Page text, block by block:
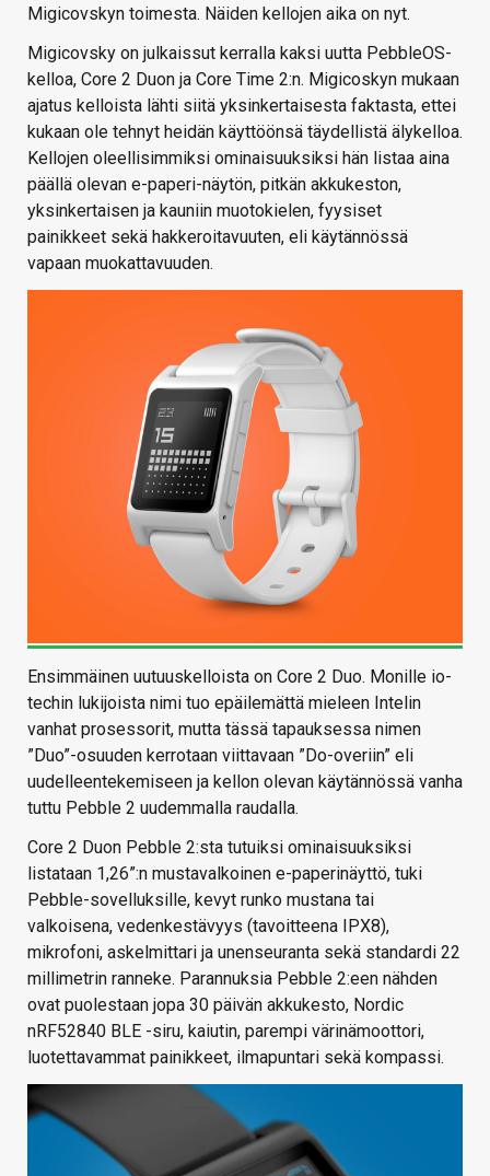
Migicovskyn toimesta. Näiden kellojen aika on nyt.
Migicovsky on julkaissut kerralla kaksi uutta PebbleOS-
kelloa, Core 2 Duon ja Core Time 2:n. Migicoskyn mukaan
ajatus kelloista lähti siitä yksinkertaisesta faktasta, ettei
kukaan ole tehnyt heidän käyttöönsä täydellistä älykelloa.
Kellojen oleellisimmiksi ominaisuuksiksi hän listaa aina
päällä olevan e-paperi-näytön, pitkän akkukeston,
yksinkertaisen ja kauniin muotokielen, fyysiset
painikkeet sekä hakkeroitavuuten, eli käytännössä
vapaan muokattavuuden.
Ensimmäinen uutuuskelloista on Core 2 Duo. Monille io-
techin lukijoista nimi tuo epäilemättä mieleen Intelin
vanhat prosessorit, mutta tässä tapauksessa nimen
”Duo”-osuuden kerrotaan viittavaan ”Do-overiin” eli
uudelleentekemiseen ja kellon olevan käytännössä vanha
tuttu Pebble 2 uudemmalla raudalla.
Core 2 Duon Pebble 2:sta tutuiksi ominaisuuksiksi
listataan 1,26”:n mustavalkoinen e-paperinäyttö, tuki
Pebble-sovelluksille, kevyt runko mustana tai
valkoisena, vedenkestävyys (tavoitteena IPX8),
mikrofoni, askelmittari ja unenseuranta sekä standardi 22
millimetrin ranneke. Parannuksia Pebble 2:een nähden
ovat puolestaan jopa 30 päivän akkukesto, Nordic
nRF52840 BLE -siru, kaiutin, parempi värinämoottori,
luotettavammat painikkeet, ilmapuntari sekä kompassi.